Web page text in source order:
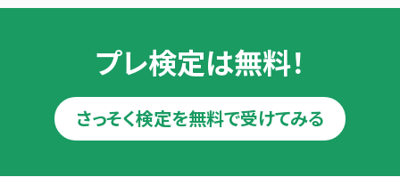
プレ検定は無料！
さっそく検定を無料で受けてみる